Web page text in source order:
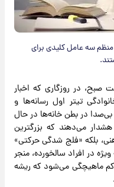
سه عامل کلیدی برای
صبح، در روزگاری که اخبار
تیتر اول رسانه‌ها و
در بطن خانه‌ها در حال
می‌دهند که بزرگترین
بلکه «فلج شدگی حرکتی»
در افراد سالخورده، منجر
کم ماهیچگی می‌شود که ریشه